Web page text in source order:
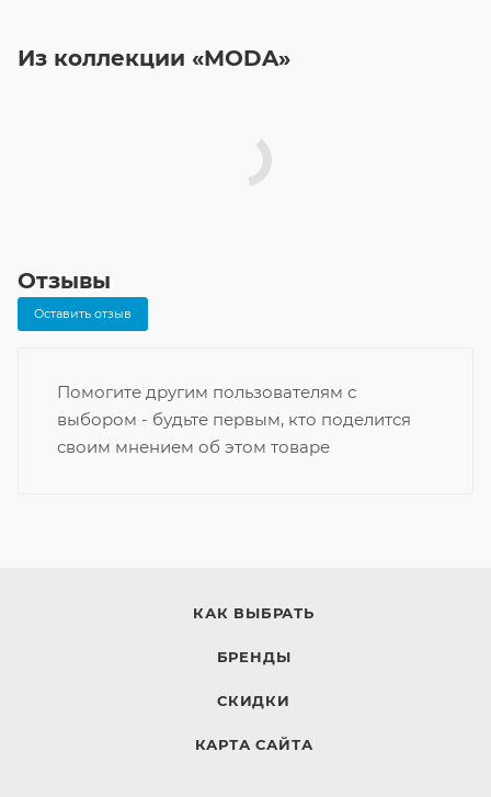
Из коллекции «MODA»
Отзывы
Оставить отзыв
Помогите другим пользователям с
выбором - будьте первым, кто поделится
своим мнением об этом товаре
КАК ВЫБРАТЬ
БРЕНДЫ
СКИДКИ
КАРТА САЙТА